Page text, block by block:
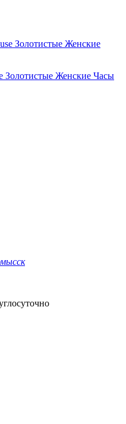
Золотистые Женские Часы